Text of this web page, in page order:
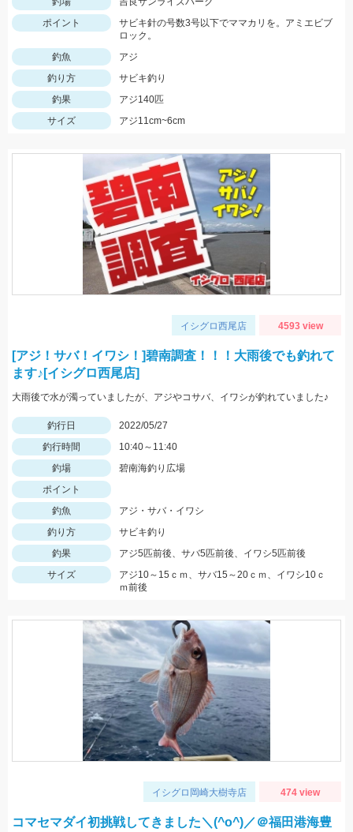
ポイント
サビキ針の号数3号以下でママカリを。アミエビブ
ロック。
釣魚
アジ
釣り方
サビキ釣り
釣果
アジ140匹
サイズ
アジ11cm~6cm
イシグロ西尾店 4593 view
[アジ！サバ！イワシ！]碧南調査！！！大雨後でも釣れて
ます♪[イシグロ西尾店]
大雨後で水が濁っていましたが、アジやコサバ、イワシが釣れていました♪
釣行日
2022/05/27
釣行時間
10:40～11:40
釣場
碧南海釣り広場
ポイント
釣魚
アジ・サバ・イワシ
釣り方
サビキ釣り
釣果
アジ5匹前後、サバ5匹前後、イワシ5匹前後
サイズ
アジ10～15ｃｍ、サバ15～20ｃｍ、イワシ10ｃ
ｍ前後
イシグロ岡崎大樹寺店 474 view
コマセマダイ初挑戦してきました＼(^o^)／＠福田港海豊